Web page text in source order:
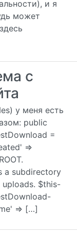
и я
может
с
у меня есть
public
=
=>
a subdirectory
$this-
=> […]